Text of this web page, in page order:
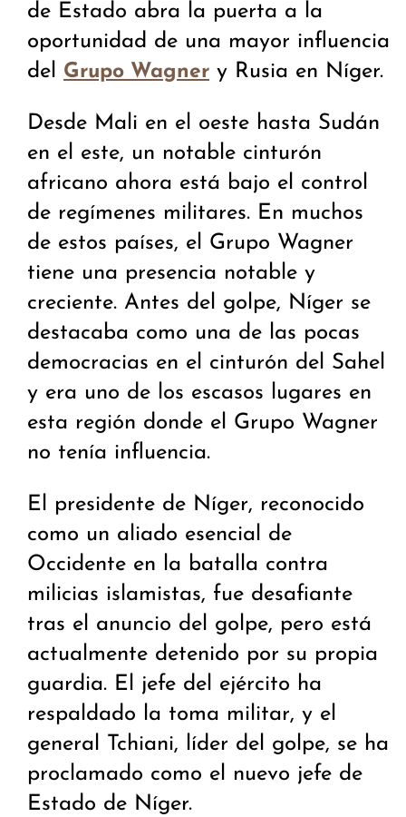
de Estado abra la puerta a la
oportunidad de una mayor influencia
del Grupo Wagner y Rusia en Níger.
Desde Mali en el oeste hasta Sudán
en el este, un notable cinturón
africano ahora está bajo el control
de regímenes militares. En muchos
de estos países, el Grupo Wagner
tiene una presencia notable y
creciente. Antes del golpe, Níger se
destacaba como una de las pocas
democracias en el cinturón del Sahel
y era uno de los escasos lugares en
esta región donde el Grupo Wagner
no tenía influencia.
El presidente de Níger, reconocido
como un aliado esencial de
Occidente en la batalla contra
milicias islamistas, fue desafiante
tras el anuncio del golpe, pero está
actualmente detenido por su propia
guardia. El jefe del ejército ha
respaldado la toma militar, y el
general Tchiani, líder del golpe, se ha
proclamado como el nuevo jefe de
Estado de Níger.